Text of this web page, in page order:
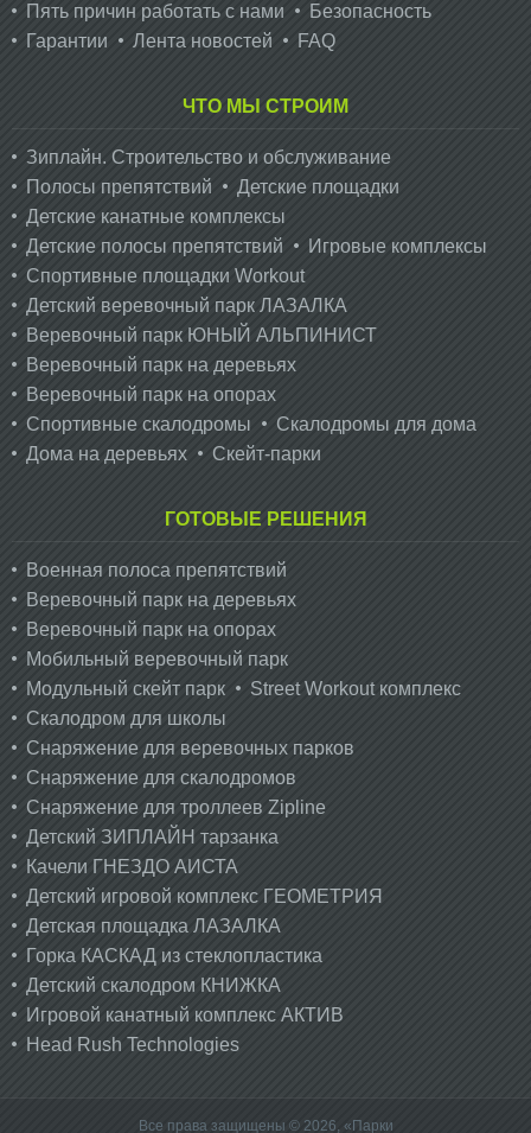
Пять причин работать с нами
Безопасность
Гарантии
Лента новостей FAQ
ЧТО МЫ СТРОИМ
Зиплайн. Cтроительство и обслуживание
Полосы препятствий
Детские площадки
Детские канатные комплексы
Детские полосы препятствий
Игровые комплексы
Спортивные площадки Workout
Детский веревочный парк ЛАЗАЛКА
Веревочный парк ЮНЫЙ АЛЬПИНИСТ
Веревочный парк на деревьях
Веревочный парк на опорах
Спортивные скалодромы
Скалодромы для дома
Дома на деревьях
Скейт-парки
ГОТОВЫЕ РЕШЕНИЯ
Военная полоса препятствий
Веревочный парк на деревьях
Веревочный парк на опорах
Мобильный веревочный парк
Модульный скейт парк
Street Workout комплекс
Скалодром для школы
Снаряжение для веревочных парков
Снаряжение для скалодромов
Снаряжение для троллеев Zipline
Детский ЗИПЛАЙН тарзанка
Качели ГНЕЗДО АИСТА
Детский игровой комплекс ГЕОМЕТРИЯ
Детская площадка ЛАЗАЛКА
Горка КАСКАД из стеклопластика
Детский скалодром КНИЖКА
Игровой канатный комплекс АКТИВ
Head Rush Technologies
Все права защищены © 2026, «Парки